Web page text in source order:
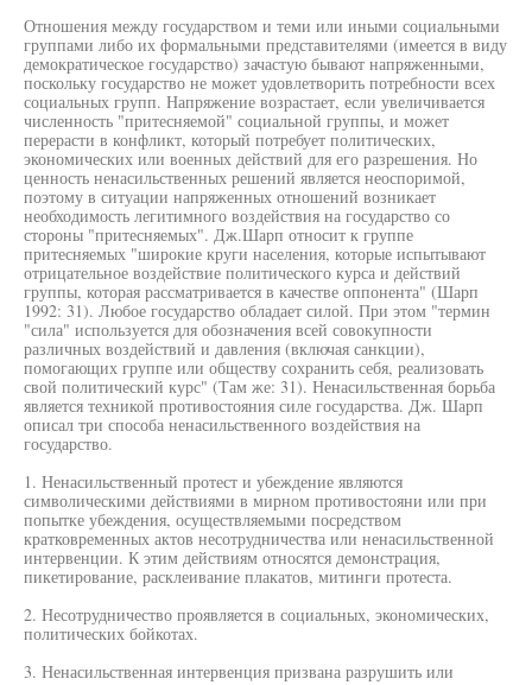
Отношения между государством и теми или иными социальными
группами либо их формальными представителями (имеется в виду
демократическое государство) зачастую бывают напряженными,
поскольку государство не может удовлетворить потребности всех
социальных групп. Напряжение возрастает, если увеличивается
численность "притесняемой" социальной группы, и может
перерасти в конфликт, который потребует политических,
экономических или военных действий для его разрешения. Но
ценность ненасильственных решений является неоспоримой,
поэтому в ситуации напряженных отношений возникает
необходимость легитимного воздействия на государство со
стороны "притесняемых". Дж.Шарп относит к группе
притесняемых "широкие круги населения, которые испытывают
отрицательное воздействие политического курса и действий
группы, которая рассматривается в качестве оппонента" (Шарп
1992: 31). Любое государство обладает силой. При этом "термин
"сила" используется для обозначения всей совокупности
различных воздействий и давления (включая санкции),
помогающих группе или обществу сохранить себя, реализовать
свой политический курс" (Там же: 31). Ненасильственная борьба
является техникой противостояния силе государства. Дж. Шарп
описал три способа ненасильственного воздействия на
государство.
1. Ненасильственный протест и убеждение являются
символическими действиями в мирном противостояни или при
попытке убеждения, осуществляемыми посредством
кратковременных актов несотрудничества или ненасильственной
интервенции. К этим действиям относятся демонстрация,
пикетирование, расклеивание плакатов, митинги протеста.
2. Несотрудничество проявляется в социальных, экономических,
политических бойкотах.
3. Ненасильственная интервенция призвана разрушить или